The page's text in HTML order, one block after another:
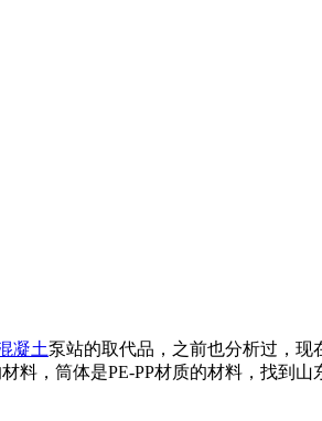
凝土泵站的取代品，之前也分析过，
，筒体是PE-PP材质的材料，找到